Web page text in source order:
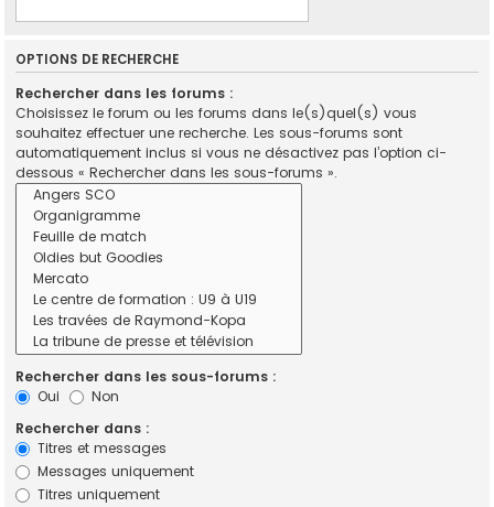
OPTIONS DE RECHERCHE
Rechercher dans les forums :
Choisissez le forum ou les forums dans le(s)quel(s) vous
souhaitez effectuer une recherche. Les sous-forums sont
automatiquement inclus si vous ne désactivez pas l’option ci-
dessous « Rechercher dans les sous-forums ».
Rechercher dans les sous-forums :
Oui
Non
Rechercher dans :
Titres et messages
Messages uniquement
Titres uniquement